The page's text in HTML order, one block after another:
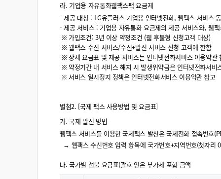
라. 기업용 자유통화웹팩스팩 요금제
- 제공 대상 : LG유플러스 기업용 인터넷전화, 웹팩스 서비스
- 제공 서비스 : 기업용 자유통화 요금제의 제공 서비스와, 웹
※ 가입조건: 3년 이상 약정조건 (웹 후불형 신청고객 대상)
※ 웹팩스 수신 서비스/수신+발신 서비스 신청 고객에 한함
※ 상세 요금표 및 제공 서비스는 인터넷전화서비스 이용약관
※ 약정기간 내 서비스 해지 시 발생위약금은 인터넷전화서비
※ 서비스 일시정지 정책은 인터넷전화서비스 이용약관 참고
별첨2. [국제 팩스 사용방법 및 요금표]
가. 국제 발신 방법
웹팩스 서비스를 이용한 국제팩스 발신은 국제전화 접속번호
→ 웹팩스 수신번호 입력 항목에 국가번호+지역번호(첫자리
나. 국가별 선불 요금표(괄호 안은 부가세 포함 금액